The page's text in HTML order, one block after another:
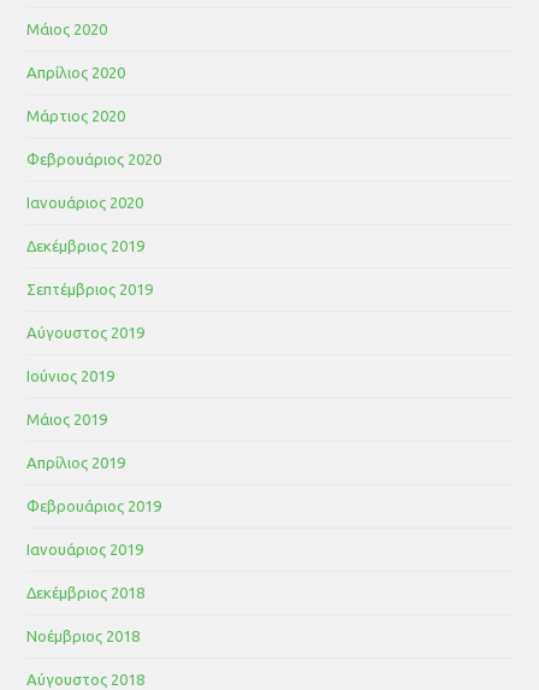
Μάιος 2020
Απρίλιος 2020
Μάρτιος 2020
Φεβρουάριος 2020
Ιανουάριος 2020
Δεκέμβριος 2019
Σεπτέμβριος 2019
Αύγουστος 2019
Ιούνιος 2019
Μάιος 2019
Απρίλιος 2019
Φεβρουάριος 2019
Ιανουάριος 2019
Δεκέμβριος 2018
Νοέμβριος 2018
Αύγουστος 2018